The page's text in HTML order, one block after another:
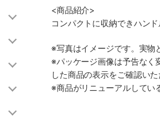
<商品紹介>
コンパクトに収納できハンド
※写真はイメージです。実物
※パッケージ画像は予告なく
した商品の表示をご確認い
※商品がリニューアルしてい